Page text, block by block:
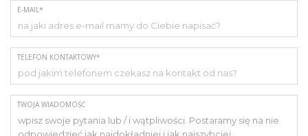
E-MAIL*
TELEFON KONTAKTOWY*
TWOJA WIADOMOŚĆ